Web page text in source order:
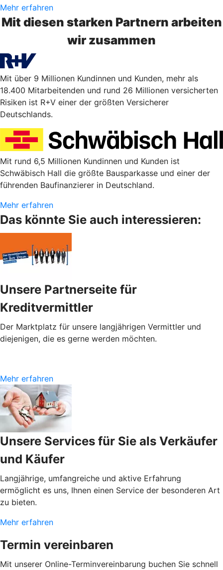
Mehr erfahren
Mit diesen starken Partnern arbeiten
wir zusammen
Mit über 9 Millionen Kundinnen und Kunden, mehr als
18.400 Mitarbeitenden und rund 26 Millionen versicherten
Risiken ist R+V einer der größten Versicherer
Deutschlands.
Mit rund 6,5 Millionen Kundinnen und Kunden ist
Schwäbisch Hall die größte Bausparkasse und einer der
führenden Baufinanzierer in Deutschland.
Mehr erfahren
Das könnte Sie auch interessieren:
Unsere Partnerseite für
Kreditvermittler
Der Marktplatz für unsere langjährigen Vermittler und
diejenigen, die es gerne werden möchten.
Mehr erfahren
Unsere Services für Sie als Verkäufer
und Käufer
Langjährige, umfangreiche und aktive Erfahrung
ermöglicht es uns, Ihnen einen Service der besonderen Art
zu bieten.
Mehr erfahren
Termin vereinbaren
Mit unserer Online-Terminvereinbarung buchen Sie schnell